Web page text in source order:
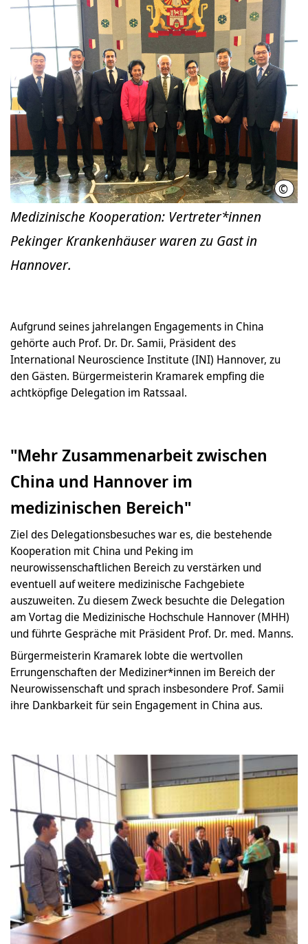
© LHH
Medizinische Kooperation: Vertreter*innen
Pekinger Krankenhäuser waren zu Gast in
Hannover.
Aufgrund seines jahrelangen Engagements in China
gehörte auch Prof. Dr. Dr. Samii, Präsident des
International Neuroscience Institute (INI) Hannover, zu
den Gästen. Bürgermeisterin Kramarek empfing die
achtköpfige Delegation im Ratssaal.
"Mehr Zusammenarbeit zwischen
China und Hannover im
medizinischen Bereich"
Ziel des Delegationsbesuches war es, die bestehende
Kooperation mit China und Peking im
neurowissenschaftlichen Bereich zu verstärken und
eventuell auf weitere medizinische Fachgebiete
auszuweiten. Zu diesem Zweck besuchte die Delegation
am Vortag die Medizinische Hochschule Hannover (MHH)
und führte Gespräche mit Präsident Prof. Dr. med. Manns.
Bürgermeisterin Kramarek lobte die wertvollen
Errungenschaften der Mediziner*innen im Bereich der
Neurowissenschaft und sprach insbesondere Prof. Samii
ihre Dankbarkeit für sein Engagement in China aus.